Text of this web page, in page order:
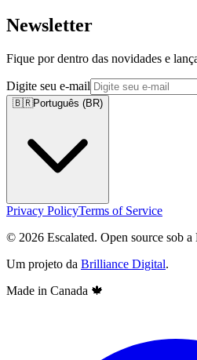
Newsletter
Fique por dentro das novidades e
Digite seu e-mail
🇧🇷Português (BR)
Privacy PolicyTerms of Service
© 2026 Escalated. Open source sob
Um projeto da Brilliance Digital.
Made in Canada 🍁